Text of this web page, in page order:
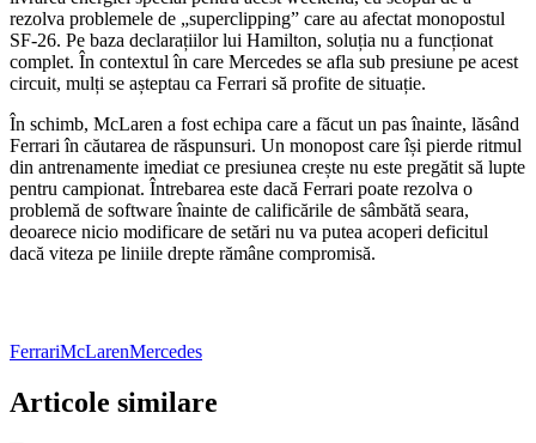
rezolva problemele de „superclipping” care au afectat monopostul
SF-26. Pe baza declarațiilor lui Hamilton, soluția nu a funcționat
complet. În contextul în care Mercedes se afla sub presiune pe acest
circuit, mulți se așteptau ca Ferrari să profite de situație.
În schimb, McLaren a fost echipa care a făcut un pas înainte, lăsând
Ferrari în căutarea de răspunsuri. Un monopost care își pierde ritmul
din antrenamente imediat ce presiunea crește nu este pregătit să lupte
pentru campionat. Întrebarea este dacă Ferrari poate rezolva o
problemă de software înainte de calificările de sâmbătă seara,
deoarece nicio modificare de setări nu va putea acoperi deficitul
dacă viteza pe liniile drepte rămâne compromisă.
FerrariMcLarenMercedes
Articole similare